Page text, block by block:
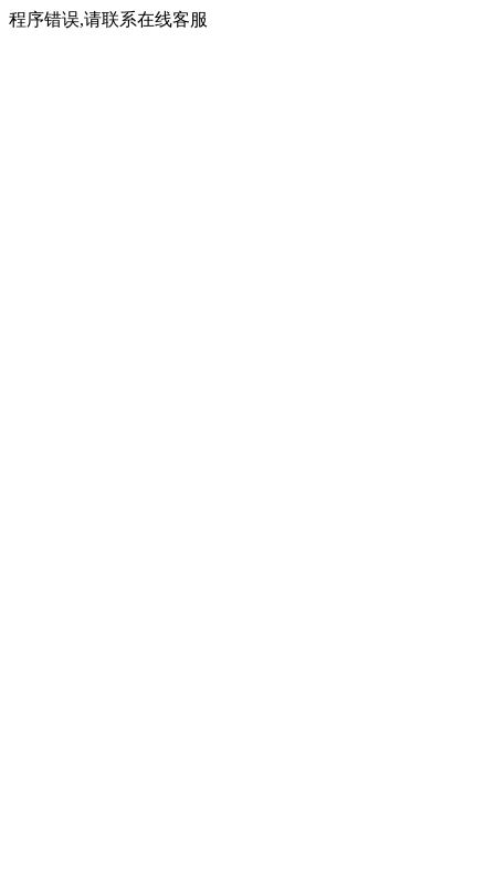
程序错误,请联系在线客服